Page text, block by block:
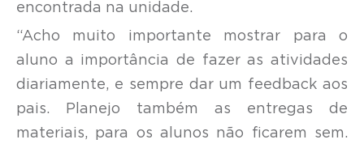
encontrada na unidade.
“Acho muito importante mostrar para o
aluno a importância de fazer as atividades
diariamente, e sempre dar um feedback aos
pais. Planejo também as entregas de
materiais, para os alunos não ficarem sem.